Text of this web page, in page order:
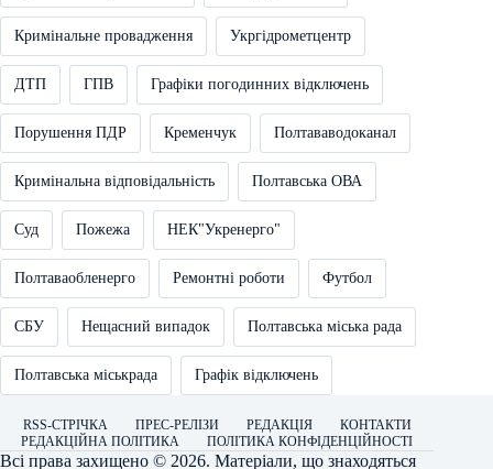
Кримінальне провадження Укргідрометцентр
ДТП ГПВ Графіки погодинних відключень
Порушення ПДР Кременчук Полтававодоканал
Кримінальна відповідальність Полтавська ОВА
Суд Пожежа НЕК"Укренерго"
Полтаваобленерго Ремонтні роботи Футбол
СБУ Нещасний випадок Полтавська міська рада
Полтавська міськрада Графік відключень
RSS-СТРІЧКА ПРЕС-РЕЛІЗИ РЕДАКЦІЯ
КОНТАКТИ
РЕДАКЦІЙНА ПОЛІТИКА
ПОЛІТИКА КОНФІДЕНЦІЙНОСТІ
Всі права захищено © 2026. Матеріали, що знаходяться